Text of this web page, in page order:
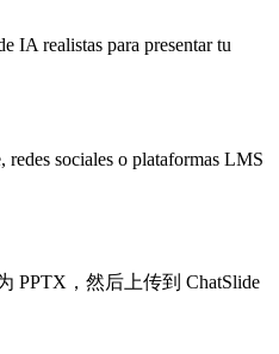
IA realistas para presentar tu
sociales o plataformas LMS
PPTX，然后上传到 ChatSlide